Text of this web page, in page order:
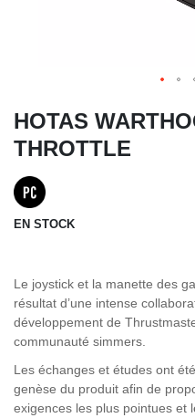
HOTAS
THROTTLE
EN STOCK
Le joystick et la manette des
résultat d’une intense
développement de
communauté simmers.
Les échanges et études ont
genèse du produit afin de
exigences les plus pointues et